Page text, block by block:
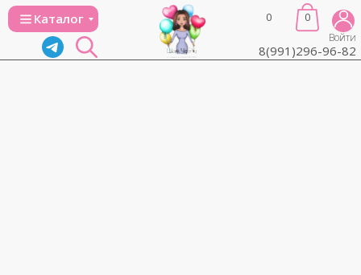
Каталог
Войти
0 0
8(991)296-96-82